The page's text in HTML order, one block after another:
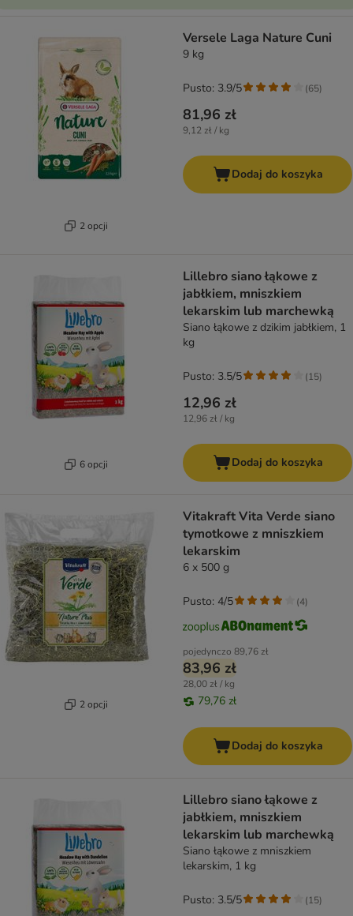
2 opcji
Versele Laga Nature Cuni
9 kg
81,96 zł
9,12 zł / kg
Pusto: 3.9/5 (65)
Dodaj do koszyka
6 opcji
Lillebro siano łąkowe z
jabłkiem, mniszkiem
lekarskim lub marchewką
Siano łąkowe z dzikim jabłkiem, 1
kg
12,96 zł
12,96 zł / kg
Pusto: 3.5/5 (15)
Dodaj do koszyka
2 opcji
Vitakraft Vita Verde siano
tymotkowe z mniszkiem
lekarskim
6 x 500 g
pojedynczo 89,76 zł
83,96 zł
28,00 zł / kg
79,76 zł
Pusto: 4/5 (4)
Dodaj do koszyka
Lillebro siano łąkowe z
jabłkiem, mniszkiem
lekarskim lub marchewką
Siano łąkowe z mniszkiem
lekarskim, 1 kg
Pusto: 3.5/5 (15)